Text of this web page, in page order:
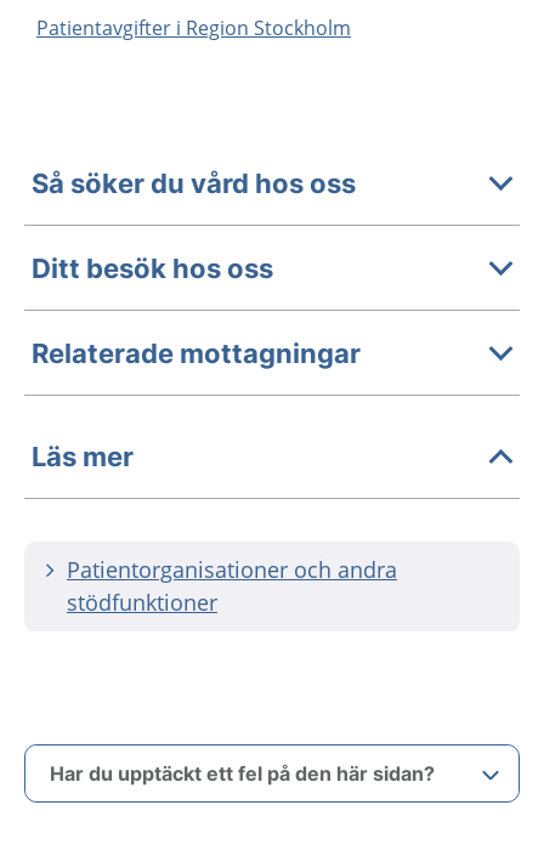
Patientavgifter i Region Stockholm
Så söker du vård hos oss
Ditt besök hos oss
Relaterade mottagningar
Läs mer
Patientorganisationer och andra
stödfunktioner
Har du upptäckt ett fel på den här sidan?